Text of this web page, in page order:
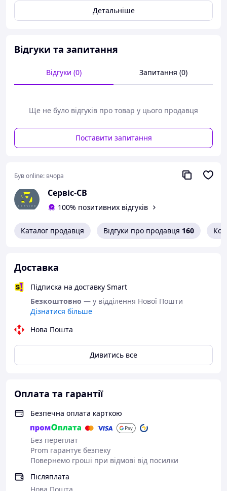
машинного і для ручного прання. Гель Power wash є
екологічно безпечним засобом для прання, позаяк він
шкоди як людині, так і довкіллю, і викликати алергічні
реакції. Пральний порошок Power Wash gel 4 л —
свіжості вашим речам на тривалий час. Гель-порошок
чудово відпирає забруднення з різних тканин —
напівсинтетичних. Крім того, його можна
використовувати як для прання вручну, так і для
прання автомат або напівавтомат. Для легкого
«повсякденного» прання Вам досить лише 50 мл засобу
(смуг ковпачка)
Детальніше
Відгуки та запитання
Відгуки (0) Запитання (0)
Ще не було відгуків про товар у цього продавця
Поставити запитання
Був online: вчора
Сервіс-СВ
100% позитивних відгуків
Каталог продавця Відгуки про продавця 160
Доставка
Підписка на доставку Smart
Безкоштовно — у відділення Нової Пошти
Дізнатися більше
Нова Пошта
Дивитись все
Оплата та гарантії
Безпечна оплата карткою
Без переплат
Prom гарантує безпеку
Повернемо гроші при відмові від посилки
Післяплата